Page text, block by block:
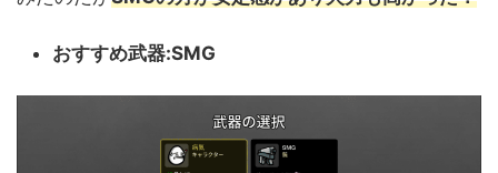
おすすめ武器:SMG